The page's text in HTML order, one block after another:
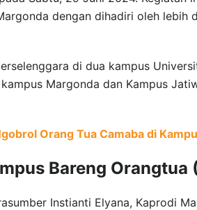
dengan dihadiri oleh lebih
di dua kampus
Margonda dan Kampus
Orang Tua Camaba di
Bareng Orangtua
Instianti Elyana, Kaprodi